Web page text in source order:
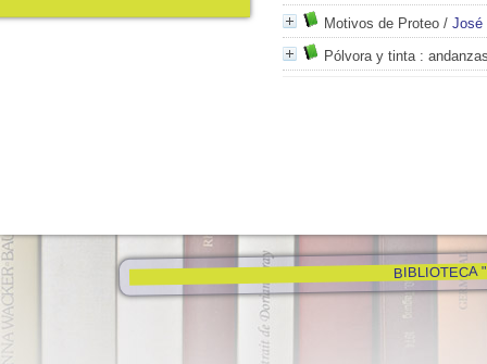
Motivos de Proteo / José
Pólvora y tinta:
BIBLIOTECA